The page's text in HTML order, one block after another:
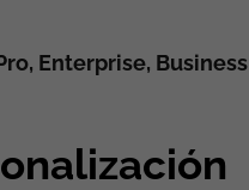
Enterprise, Business